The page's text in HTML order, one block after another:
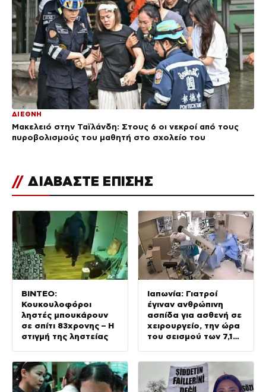
ΔΙΕΘΝΗ
Μακελειό στην Ταϊλάνδη: Στους 6 οι νεκροί από τους
πυροβολισμούς του μαθητή στο σχολείο του
// ΔΙΑΒΑΣΤΕ ΕΠΙΣΗΣ
ΒΙΝΤΕΟ:
Κουκουλοφόροι
ληστές μπουκάρουν
σε σπίτι 83χρονης – Η
στιγμή της ληστείας
Ιαπωνία: Γιατροί
έγιναν ανθρώπινη
ασπίδα για ασθενή σε
χειρουργείο, την ώρα
του σεισμού των 7,1